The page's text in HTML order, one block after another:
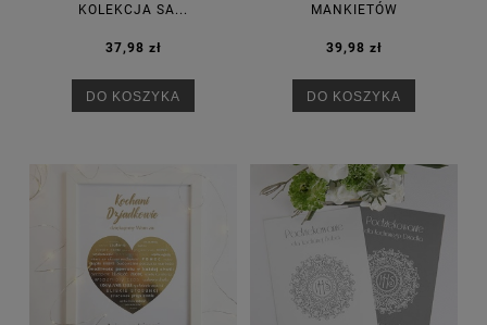
KOLEKCJA SA...
37,98 zł
DO KOSZYKA
MANKIETÓW
39,98 zł
DO KOSZYKA